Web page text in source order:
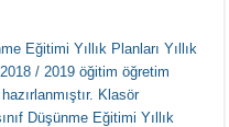
Eğitimi Yıllık Planları Yıllık
/ 2019 öğitim öğretim
Klasör
Düşünme Eğitimi Yıllık